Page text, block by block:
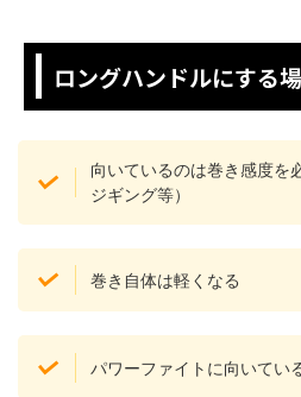
ロングハンドルにする
向いているのは巻き感度を
ジギング等）
巻き自体は軽くなる
パワーファイトに向いてい